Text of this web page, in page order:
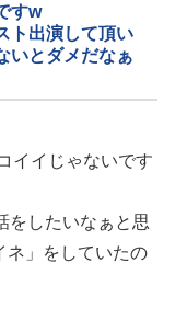
すw
ト出演して頂い
いとダメだなぁ
イイじゃないです
をしたいなぁと思
ネ」をしていたの